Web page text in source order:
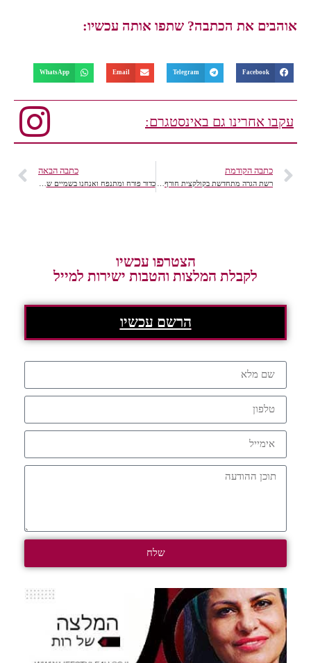
אוהבים את הכתבה? שתפו אותה עכשיו:
Facebook
Telegram
Email
WhatsApp
עקבו אחרינו גם באינסטגרם:
כתבה הקודמת כתבה הבאה
הצטרפו עכשיו
לקבלת המלצות והטבות ישירות למייל
הרשם עכשיו
שלח